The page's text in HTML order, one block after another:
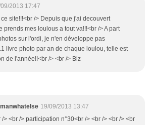
2013 17:47
site!!!<br /> Depuis que j'ai decouvert
prends mes loulous a tout va!!!<br /> A part
sur l'ordi, je n'en développe pas
livre photo par an de chaque loulou, telle est
de l'année!!<br /> <br /> Biz
19/09/2013 13:47
/> <br /> participation n°30<br /> <br /> <br /> <br